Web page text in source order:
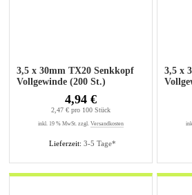
3,5 x 30mm TX20 Senkkopf
Vollgewinde (200 St.)
Lieferzeit: 3-5 Tage*
4,94 €
2,47 € pro 100 Stück
inkl. 19 % MwSt. zzgl. Versandkosten
3,5 x 35mm